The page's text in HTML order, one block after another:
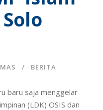
BERITA
baru saja menggelar
(LDK) OSIS dan